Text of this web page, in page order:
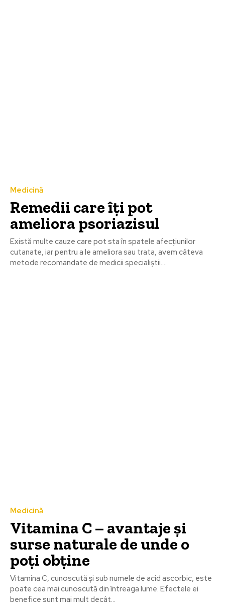
Medicină
Remedii care îți pot
ameliora psoriazisul
Există multe cauze care pot sta în spatele afecțiunilor
cutanate, iar pentru a le ameliora sau trata, avem câteva
metode recomandate de medicii specialiștii....
Medicină
Vitamina C – avantaje și
surse naturale de unde o
poți obține
Vitamina C, cunoscută și sub numele de acid ascorbic, este
poate cea mai cunoscută din întreaga lume. Efectele ei
benefice sunt mai mult decât...